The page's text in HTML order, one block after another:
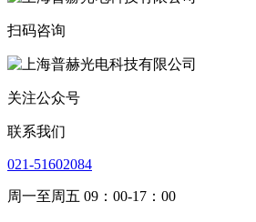
扫码咨询
关注公众号
联系我们
021-51602084
周一至周五 09：00-17：00